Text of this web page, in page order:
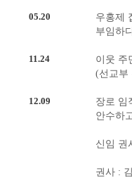
05.20
우홍제
부임하
11.24
이웃 주
(선교부
12.09
장로 임
안수하
신임 권
권사 :